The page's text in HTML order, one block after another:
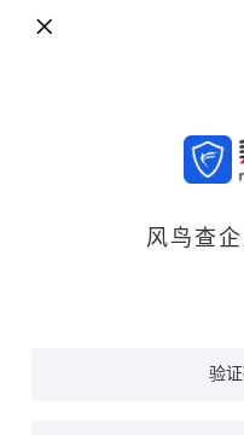
风鸟查
验